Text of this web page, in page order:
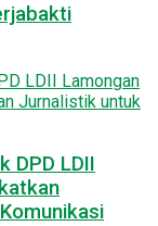
DPD LDII